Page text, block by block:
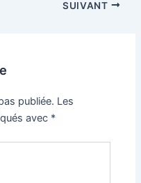
SUIVANT
publiée. Les
avec *